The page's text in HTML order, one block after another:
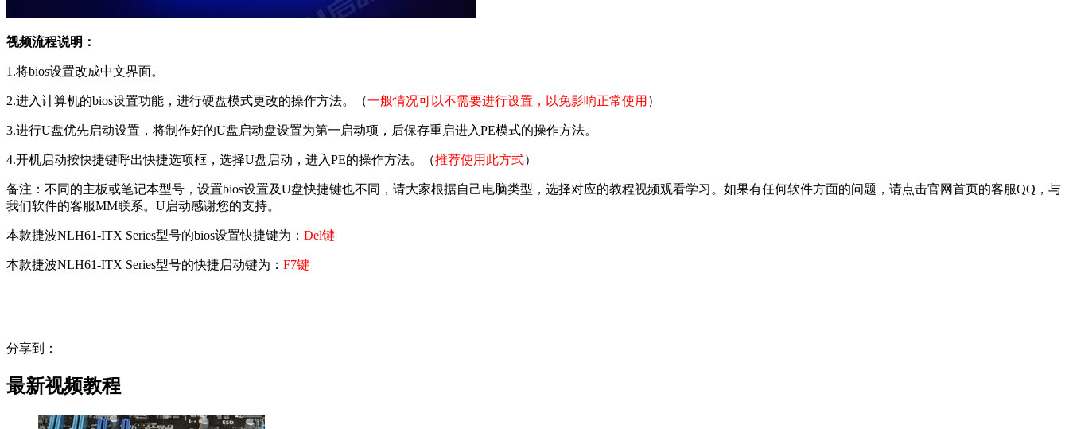
视频流程说明：
1.将bios设置改成中文界面。
2.进入计算机的bios设置功能，进行硬盘模式更改的操作方法。（一般情况可以不需要进行设置，以免影响正常使用 ）
3.进行U盘优先启动设置，将制作好的U盘启动盘设置为第一启动项，后保存重启进入PE模式的操作方法。
4.开机启动按快捷键呼出快捷选项框，选择U盘启动，进入PE的操作方法。（推荐使用此方式）
备注：不同的主板或笔记本型号，设置bios设置及U盘快捷键也不同，请大家根据自己电脑类型，选择对应的教程视频观看学习。如果有任何软件方面的问题，请点击官网首页的客服QQ，与
我们软件的客服MM联系。U启动感谢您的支持。
本款捷波NLH61-ITX Series型号的bios设置快捷键为： Del键
本款捷波NLH61-ITX Series型号的快捷启动键为： F7键
分享到：
最新视频教程